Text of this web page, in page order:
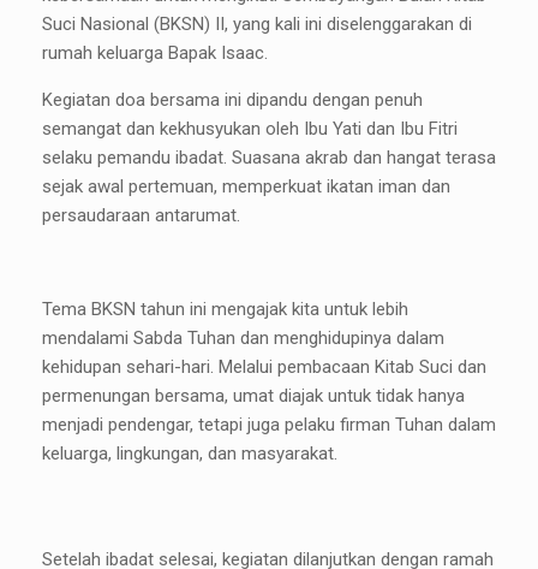
Suci Nasional (BKSN) II, yang kali ini diselenggarakan di
rumah keluarga Bapak Isaac.
Kegiatan doa bersama ini dipandu dengan penuh
semangat dan kekhusyukan oleh Ibu Yati dan Ibu Fitri
selaku pemandu ibadat. Suasana akrab dan hangat terasa
sejak awal pertemuan, memperkuat ikatan iman dan
persaudaraan antarumat.
Tema BKSN tahun ini mengajak kita untuk lebih
mendalami Sabda Tuhan dan menghidupinya dalam
kehidupan sehari-hari. Melalui pembacaan Kitab Suci dan
permenungan bersama, umat diajak untuk tidak hanya
menjadi pendengar, tetapi juga pelaku firman Tuhan dalam
keluarga, lingkungan, dan masyarakat.
Setelah ibadat selesai, kegiatan dilanjutkan dengan ramah